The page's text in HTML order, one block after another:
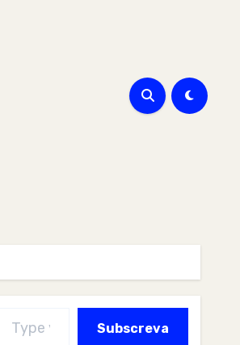
Subscreva